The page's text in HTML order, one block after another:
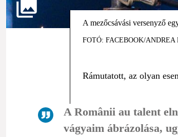
A mezőcsávási versenyző
FOTÓ: FACEBOOK/ANDREA
Rámutatott, az olyan
A Românii au talent
vágyaim ábrázolása,